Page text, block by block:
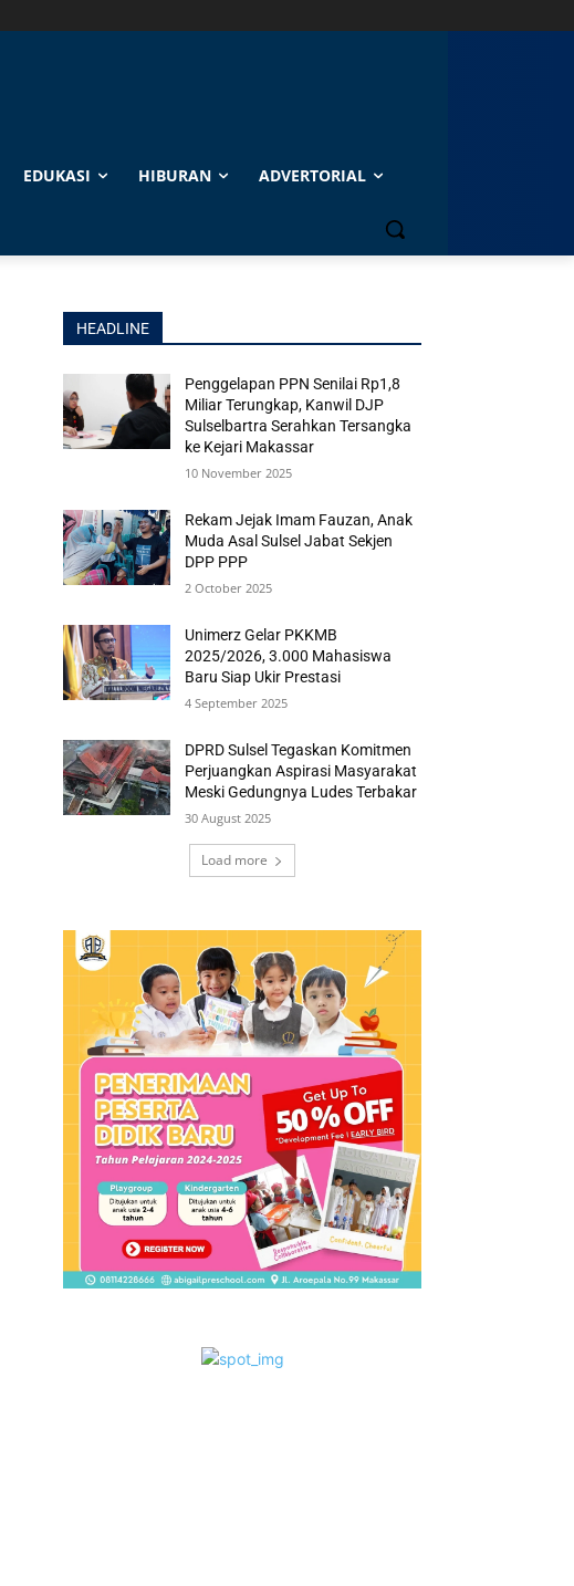
EDUKASI HIBURAN ADVERTORIAL
HEADLINE
Penggelapan PPN Senilai Rp1,8
Miliar Terungkap, Kanwil DJP
Sulselbartra Serahkan Tersangka
ke Kejari Makassar
10 November 2025
Rekam Jejak Imam Fauzan, Anak
Muda Asal Sulsel Jabat Sekjen
DPP PPP
2 October 2025
Unimerz Gelar PKKMB
2025/2026, 3.000 Mahasiswa
Baru Siap Ukir Prestasi
4 September 2025
DPRD Sulsel Tegaskan Komitmen
Perjuangkan Aspirasi Masyarakat
Meski Gedungnya Ludes Terbakar
30 August 2025
Load more